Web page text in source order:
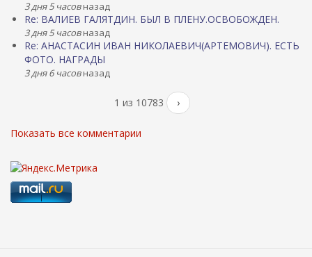
3 дня 5 часовназад
Re: ВАЛИЕВ ГАЛЯТДИН. БЫЛ В ПЛЕНУ.ОСВОБОЖДЕН.
3 дня 5 часовназад
Re: АНАСТАСИН ИВАН НИКОЛАЕВИЧ(АРТЕМОВИЧ). ЕСТЬ
ФОТО. НАГРАДЫ
3 дня 6 часовназад
1 из 10783 ›
Показать все комментарии